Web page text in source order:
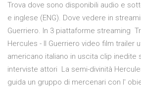
Trova dove sono disponibili audio e
e inglese (ENG). Dove vedere in
Guerriero. In 3 piattaforme streaming
Hercules - Il Guerriero video film trailer
americano italiano in uscita clip inedite
interviste attori La semi-divinità
guida un gruppo di mercenari con l'